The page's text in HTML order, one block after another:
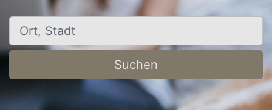
Ort, Stadt
Suchen